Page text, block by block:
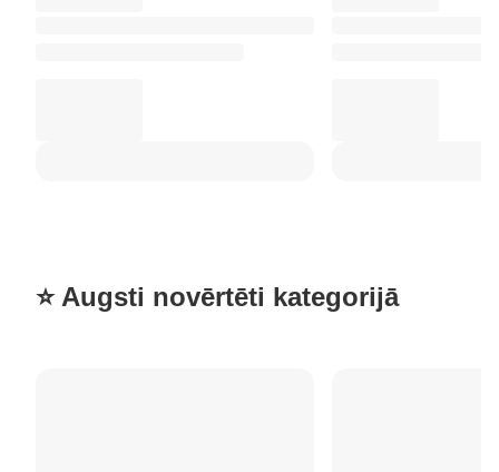
⭐ Augsti novērtēti kategorijā